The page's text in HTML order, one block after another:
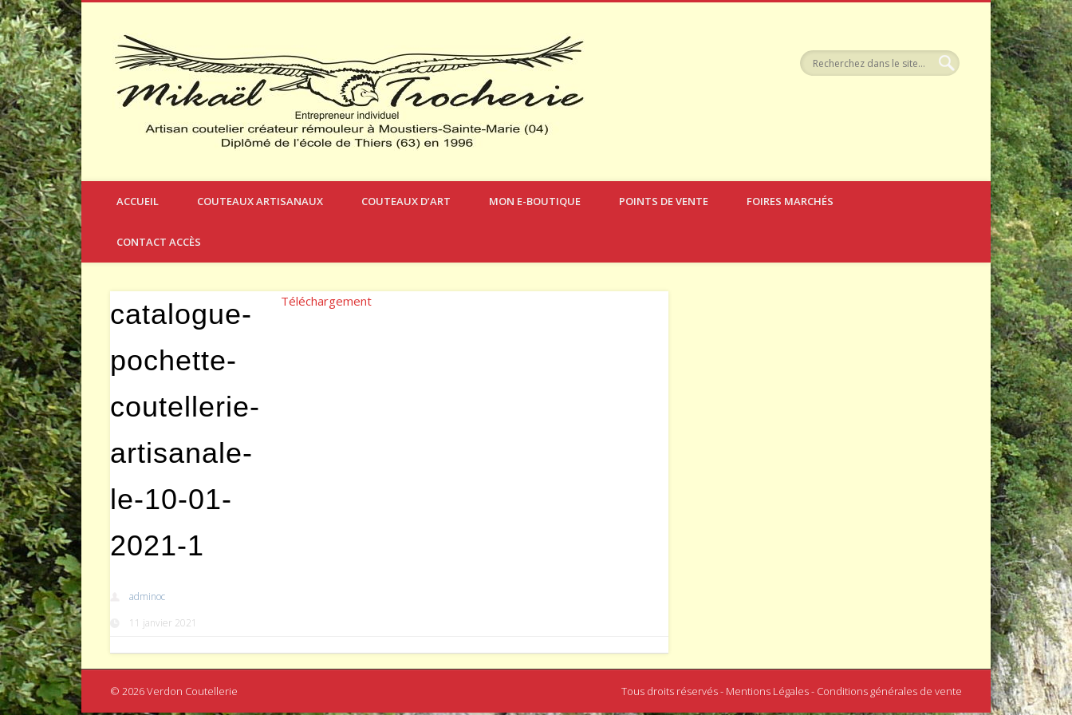
Verdon Coutellerie
Créateur et Fabricant de Couteaux à Thèmes
ACCUEIL COUTEAUX ARTISANAUX COUTEAUX D’ART MON E-BOUTIQUE POINTS DE VENTE FOIRES MARCHÉS
CONTACT ACCÈS
catalogue-
pochette-
coutellerie-
artisanale-
le-10-01-
2021-1
adminoc
11 janvier 2021
Téléchargement
© 2026 Verdon Coutellerie Tous droits réservés - Mentions Légales - Conditions générales de vente